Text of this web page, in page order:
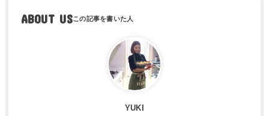
ABOUT US
YUKI